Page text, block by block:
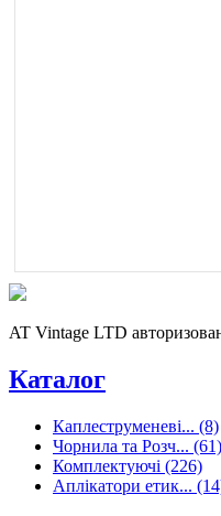
AT Vintage LTD
Каталог
Каплеструменеві... (8)
Чорнила та Розч... (61)
Комплектуючі (226)
Аплікатори етик...